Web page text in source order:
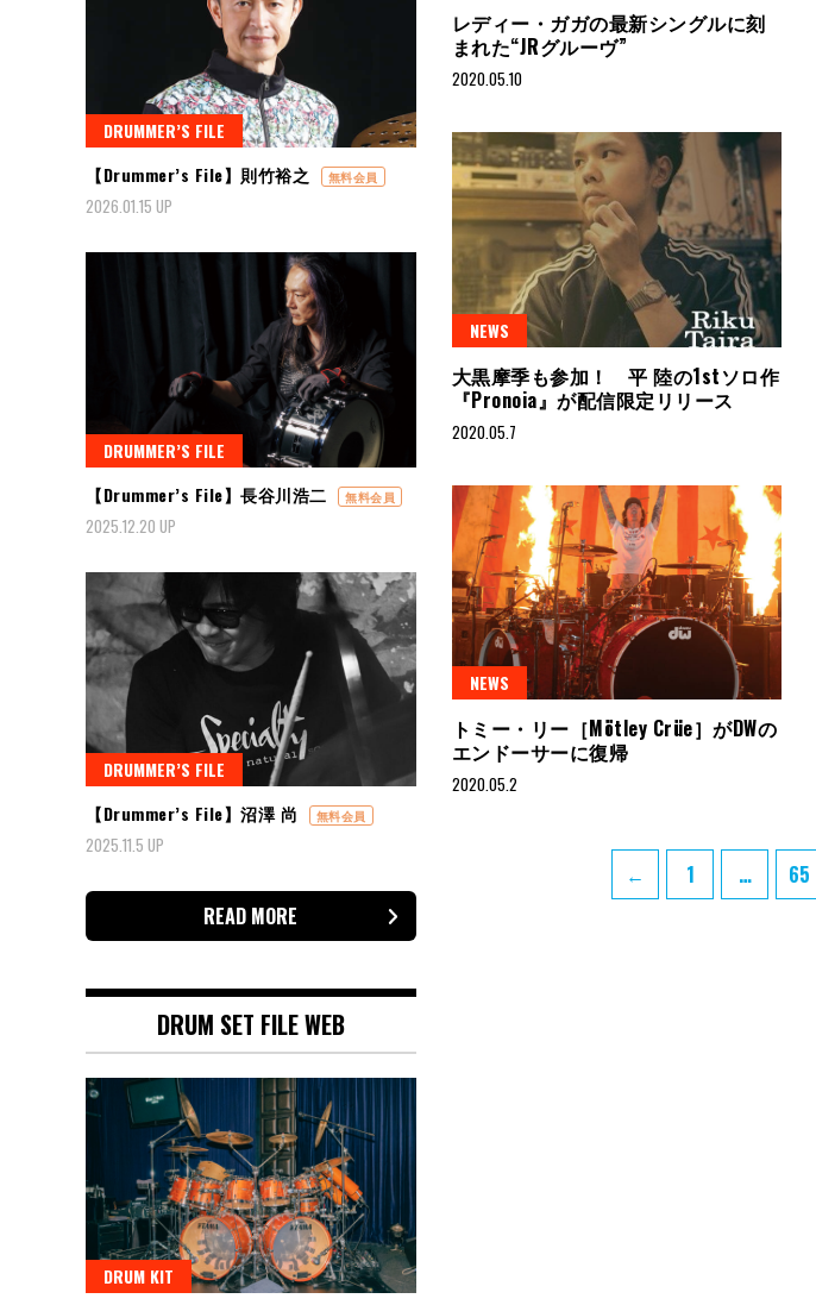
レディー・ガガの最新シングルに刻
まれた“JRグルーヴ”
2020.05.10
NEWS
大黒摩季も参加！ 平 陸の1stソロ作
『Pronoia』が配信限定リリース
2020.05.7
NEWS
トミー・リー［Mötley Crüe］がDWの
エンドーサーに復帰
2020.05.2
← Page
1 … Page
65
DRUMMER’S FILE
【Drummer’s File】則竹裕之
無料会員
2026.01.15 UP
DRUMMER’S FILE
【Drummer’s File】長谷川浩二
無料会員
2025.12.20 UP
DRUMMER’S FILE
【Drummer’s File】沼澤 尚
無料会員
2025.11.5 UP
READ MORE
DRUM SET FILE WEB
DRUM KIT